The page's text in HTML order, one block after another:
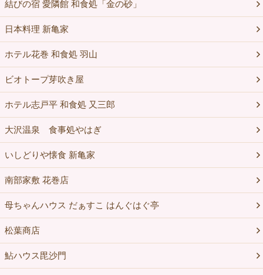
結びの宿 愛隣館 和食処「金の砂」
日本料理 新亀家
ホテル花巻 和食処 羽山
ビオトープ芽吹き屋
ホテル志戸平 和食処 又三郎
大沢温泉 食事処やはぎ
いしどりや懐食 新亀家
南部家敷 花巻店
母ちゃんハウス だぁすこ はんぐはぐ亭
松葉商店
鮎ハウス毘沙門